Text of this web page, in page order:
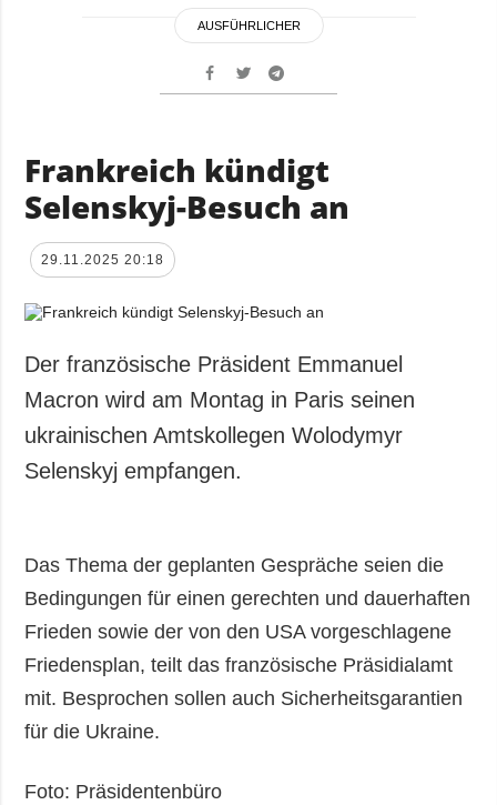
AUSFÜHRLICHER
Frankreich kündigt
Selenskyj-Besuch an
29.11.2025 20:18
Der französische Präsident Emmanuel
Macron wird am Montag in Paris seinen
ukrainischen Amtskollegen Wolodymyr
Selenskyj empfangen.
Das Thema der geplanten Gespräche seien die
Bedingungen für einen gerechten und dauerhaften
Frieden sowie der von den USA vorgeschlagene
Friedensplan, teilt das französische Präsidialamt
mit. Besprochen sollen auch Sicherheitsgarantien
für die Ukraine.
Foto: Präsidentenbüro